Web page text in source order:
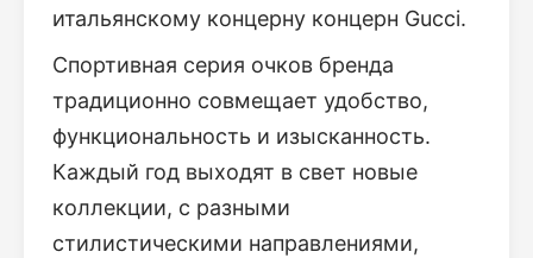
итальянскому концерну концерн Gucci.
Спортивная серия очков бренда
традиционно совмещает удобство,
функциональность и изысканность.
Каждый год выходят в свет новые
коллекции, с разными
стилистическими направлениями,